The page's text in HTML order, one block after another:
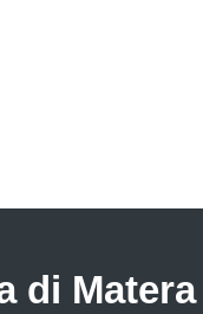
di Matera